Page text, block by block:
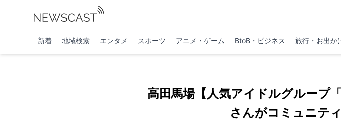
新着 地域検索 エンタメ スポーツ アニメ・ゲーム BtoB・ビジネス 旅行・お出か
高田馬場【人気アイドルグループ
さんがコミュニテ